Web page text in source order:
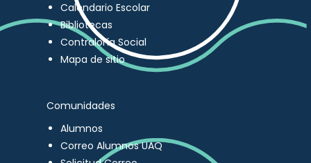
Calendario Escolar
Bibliotecas
Contraloría Social
Mapa de sitio
Comunidades
Alumnos
Correo Alumnos UAQ